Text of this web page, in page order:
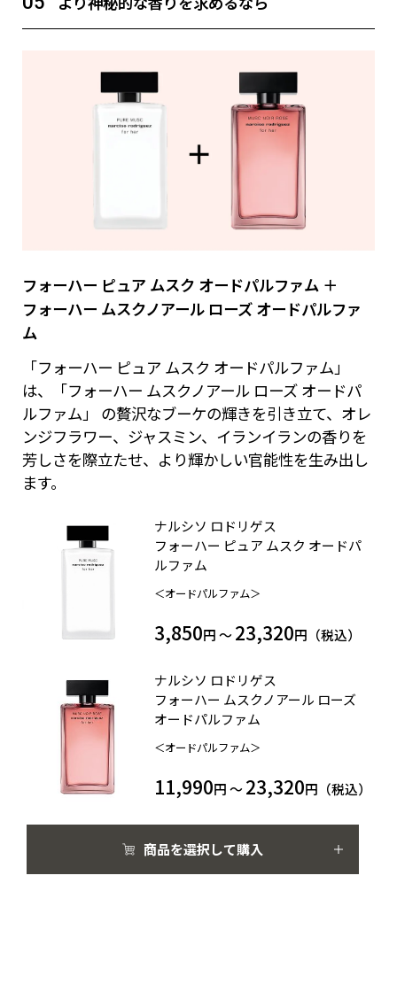
フォーハー ピュア ムスク オードパルファム ＋
フォーハー ムスクノアール ローズ オードパルファ
ム
「フォーハー ピュア ムスク オードパルファム」
は、「フォーハー ムスクノアール ローズ オードパ
ルファム」 の贅沢なブーケの輝きを引き立て、オレ
ンジフラワー、ジャスミン、イランイランの香りを
芳しさを際立たせ、より輝かしい官能性を生み出し
ます。
ナルシソ ロドリゲス
フォーハー ピュア ムスク オードパ
ルファム
＜オードパルファム＞
3,850円 ～23,320円（税込）
ナルシソ ロドリゲス
フォーハー ムスクノアール ローズ
オードパルファム
＜オードパルファム＞
11,990円 ～23,320円（税込）
商品を選択して購入